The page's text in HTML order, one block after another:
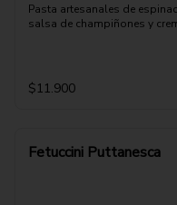
Pasta artesanales de
salsa de champiñones y
$11.900
Fetuccini Puttanesca